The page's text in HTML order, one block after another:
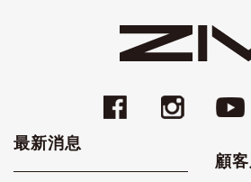
最新消息
顧